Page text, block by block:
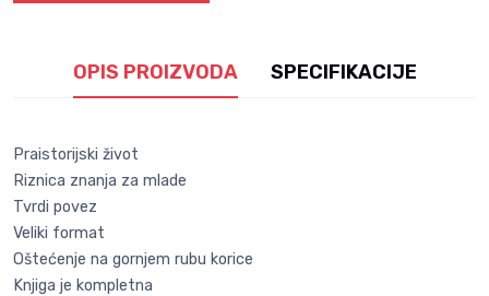
OPIS PROIZVODA SPECIFIKACIJE
Praistorijski život
Riznica znanja za mlade
Tvrdi povez
Veliki format
Oštećenje na gornjem rubu korice
Knjiga je kompletna